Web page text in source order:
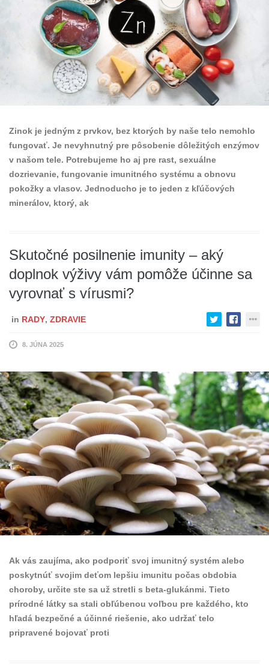
Zinok je jedným z prvkov, bez ktorých by naše telo nemohlo
fungovať. Je nevyhnutný pre pôsobenie dôležitých enzýmov
v našom tele. Potrebujeme ho aj pre rast, sexuálne
dozrievanie, fungovanie imunitného systému a obnovu
pokožky a vlasov. Jednoducho je to jeden z kľúčových
minerálov, ktorý, ak
Skutočné posilnenie imunity – aký
doplnok výživy vám pomôže účinne sa
vyrovnať s vírusmi?
in RADY, ZDRAVIE
8. JÚNA 2025
Ak vás zaujíma, ako podporiť svoj imunitný systém alebo
poskytnúť svojim deťom lepšiu imunitu počas obdobia
choroby, určite ste sa už stretli s beta-glukánmi. Tieto
prírodné látky sa stali obľúbenou voľbou pre každého, kto
hľadá bezpečné a účinné riešenie, ako udržať telo
pripravené bojovať proti